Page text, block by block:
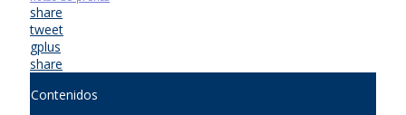
share
tweet
gplus
share
Contenidos